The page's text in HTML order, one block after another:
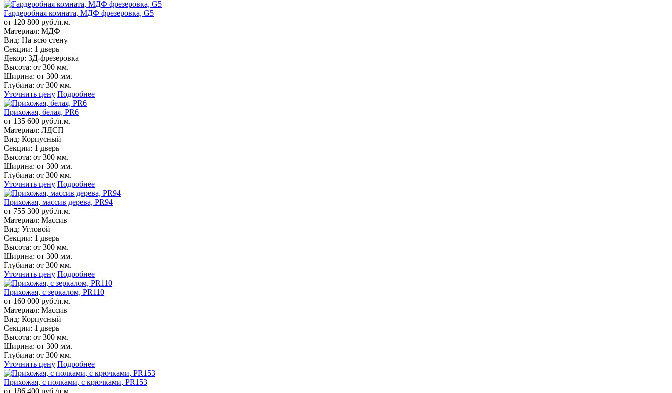
Гардеробная комната, МДФ фрезеровка, G5
от 120 800 руб./п.м.
Материал: МДФ
Вид: На всю стену
Секции: 1 дверь
Декор: 3Д-фрезеровка
Высота: от 300 мм.
Ширина: от 300 мм.
Глубина: от 300 мм.
Уточнить цену Подробнее
Прихожая, белая, PR6
от 135 600 руб./п.м.
Материал: ЛДСП
Вид: Корпусный
Секции: 1 дверь
Высота: от 300 мм.
Ширина: от 300 мм.
Глубина: от 300 мм.
Уточнить цену Подробнее
Прихожая, массив дерева, PR94
от 755 300 руб./п.м.
Материал: Массив
Вид: Угловой
Секции: 1 дверь
Высота: от 300 мм.
Ширина: от 300 мм.
Глубина: от 300 мм.
Уточнить цену Подробнее
Прихожая, с зеркалом, PR110
от 160 000 руб./п.м.
Материал: Массив
Вид: Корпусный
Секции: 1 дверь
Высота: от 300 мм.
Ширина: от 300 мм.
Глубина: от 300 мм.
Уточнить цену Подробнее
Прихожая, с полками, с крючками, PR153
от 186 400 руб./п.м.